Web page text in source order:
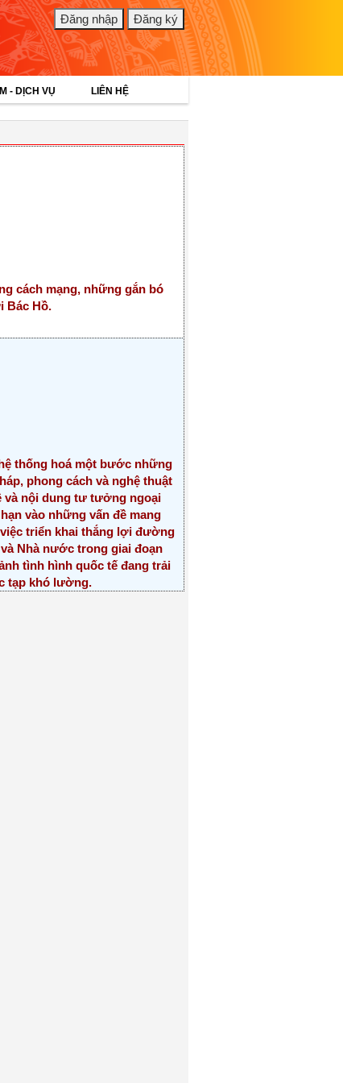
- DỊCH VỤ LIÊN HỆ
cách mạng, những gắn bó
Bác Hồ.
thống hoá một bước những
phong cách và nghệ thuật
và nội dung tư tưởng ngoại
vào những vấn đề mang
triển khai thắng lợi đường
Nhà nước trong giai đoạn
tình hình quốc tế đang trải
tạp khó lường.